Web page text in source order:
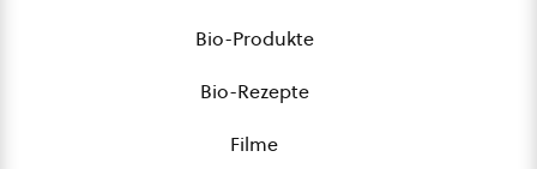
Bio-Produkte
Bio-Rezepte
Filme